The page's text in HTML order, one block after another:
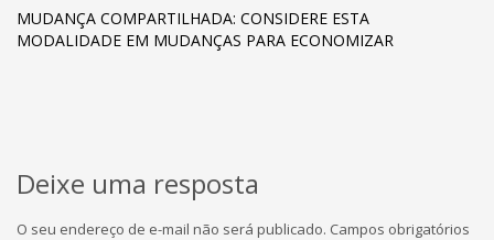
MUDANÇA COMPARTILHADA: CONSIDERE ESTA
MODALIDADE EM MUDANÇAS PARA ECONOMIZAR
Deixe uma resposta
O seu endereço de e-mail não será publicado. Campos obrigatórios